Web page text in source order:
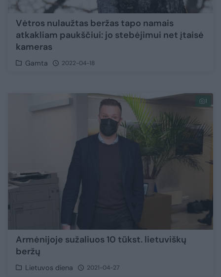
Vėtros nulaužtas beržas tapo namais
atkakliam paukščiui: jo stebėjimui net įtaisė
kameras
Gamta 2022-04-18
1
Armėnijoje sužaliuos 10 tūkst. lietuviškų
beržų
Lietuvos diena 2021-04-27